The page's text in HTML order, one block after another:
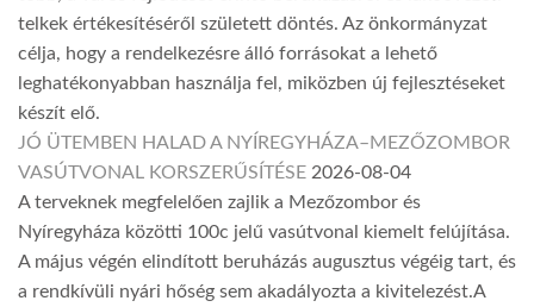
telkek értékesítéséről született döntés. Az önkormányzat
célja, hogy a rendelkezésre álló forrásokat a lehető
leghatékonyabban használja fel, miközben új fejlesztéseket
készít elő.
JÓ ÜTEMBEN HALAD A NYÍREGYHÁZA–MEZŐZOMBOR
VASÚTVONAL KORSZERŰSÍTÉSE 2026-08-04
A terveknek megfelelően zajlik a Mezőzombor és
Nyíregyháza közötti 100c jelű vasútvonal kiemelt felújítása.
A május végén elindított beruházás augusztus végéig tart, és
a rendkívüli nyári hőség sem akadályozta a kivitelezést.A